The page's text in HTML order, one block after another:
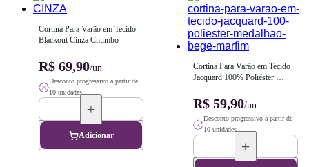
Cortina Para Varão em Tecido
Blackout Cinza Chumbo
R$ 69,90/un
Desconto progressivo a partir de
10 unidades
Adicionar
Cortina Para Varão em Tecido
Jacquard 100% Poliéster
R$ 59,90/un
Desconto progressivo a partir de
10 unidades